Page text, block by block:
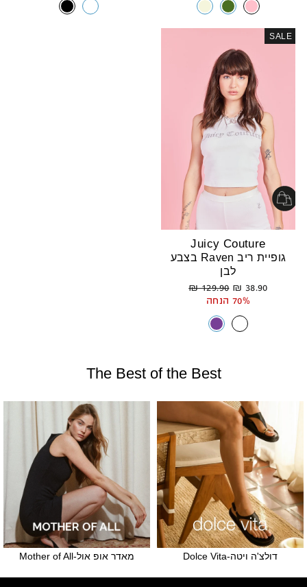
SALE
Juicy Couture
גופיית ריב Raven בצבע
לבן
38.90 ₪
מחיר
רגיל
129.90 ₪
מחיר
70% הנחה
The Best of the Best
דולצ'ה ויטה-Dolce Vita מאדר אופ אול-Mother of All